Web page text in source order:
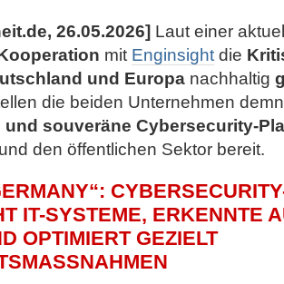
26.05.2026] Laut einer
mit Enginsight die
und Europa nachhaltig
die beiden Unternehmen
souveräne Cybersecurity-
den öffentlichen Sektor bereit.
IT-SYSTEME, ERKENNTE
OPTIMIERT GEZIELT